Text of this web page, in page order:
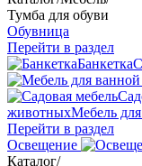
Тумба для обуви
Обувница
Перейти в раздел
Банкетка
животныхМебель
Перейти в раздел
Освещение
Каталог/